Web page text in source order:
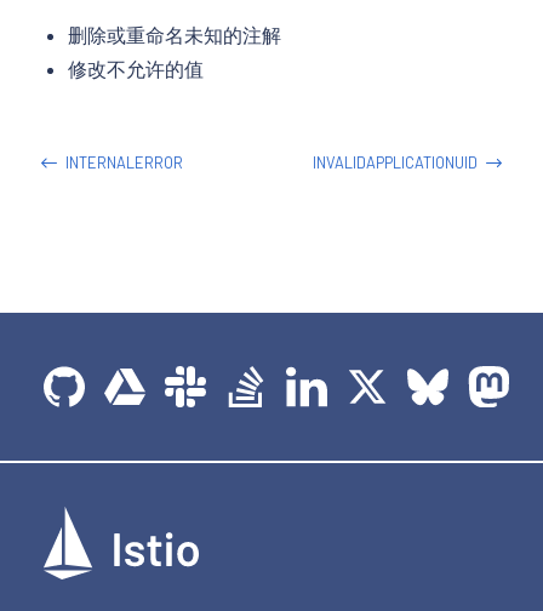
删除或重命名未知的注解
修改不允许的值
INTERNALERROR INVALIDAPPLICATIONUID